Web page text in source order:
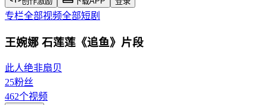
专栏全部视频全部短剧
王婉娜 石莲莲《追鱼》片段
此人绝非扇贝
25粉丝
462个视频